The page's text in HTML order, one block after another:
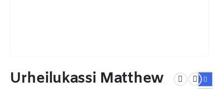
Urheilukassi Matthew